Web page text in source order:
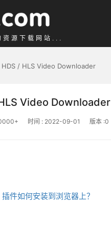
资源下载网站...
HDS / HLS Video Downloader
Video Downloader
时间 : 2022-09-01 版本 :0
件如何安装到浏览器上？